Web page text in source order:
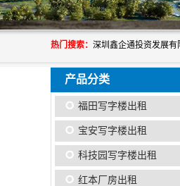
热门搜索：
产品分类
福田写字楼出租
宝安写字楼出租
科技园写字楼出租
红本厂房出租